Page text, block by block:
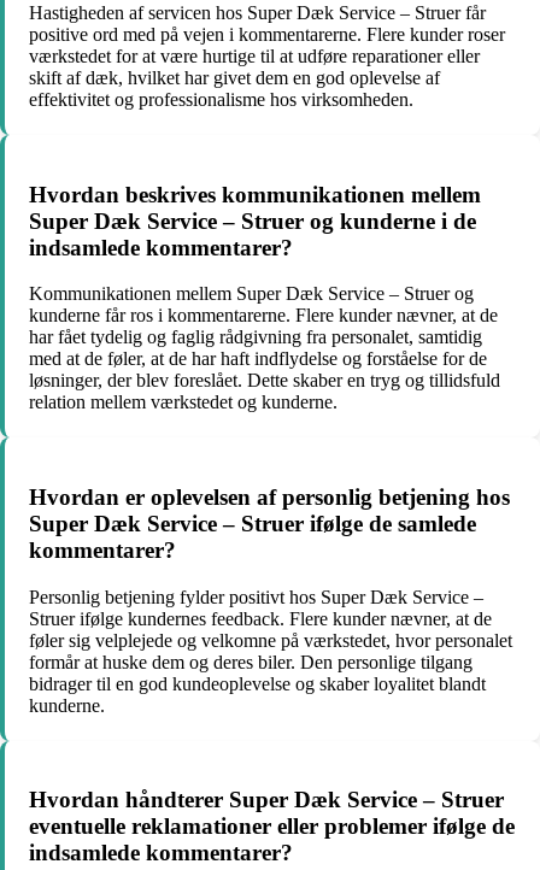
Hastigheden af servicen hos Super Dæk Service – Struer får
positive ord med på vejen i kommentarerne. Flere kunder roser
værkstedet for at være hurtige til at udføre reparationer eller
skift af dæk, hvilket har givet dem en god oplevelse af
effektivitet og professionalisme hos virksomheden.
Hvordan beskrives kommunikationen mellem
Super Dæk Service – Struer og kunderne i de
indsamlede kommentarer?
Kommunikationen mellem Super Dæk Service – Struer og
kunderne får ros i kommentarerne. Flere kunder nævner, at de
har fået tydelig og faglig rådgivning fra personalet, samtidig
med at de føler, at de har haft indflydelse og forståelse for de
løsninger, der blev foreslået. Dette skaber en tryg og tillidsfuld
relation mellem værkstedet og kunderne.
Hvordan er oplevelsen af personlig betjening hos
Super Dæk Service – Struer ifølge de samlede
kommentarer?
Personlig betjening fylder positivt hos Super Dæk Service –
Struer ifølge kundernes feedback. Flere kunder nævner, at de
føler sig velplejede og velkomne på værkstedet, hvor personalet
formår at huske dem og deres biler. Den personlige tilgang
bidrager til en god kundeoplevelse og skaber loyalitet blandt
kunderne.
Hvordan håndterer Super Dæk Service – Struer
eventuelle reklamationer eller problemer ifølge de
indsamlede kommentarer?